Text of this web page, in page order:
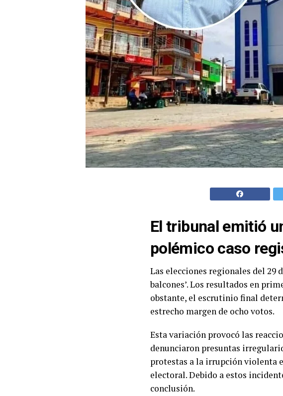
El tribunal emitió
polémico caso
Las elecciones regionales del 29
balcones’. Los resultados en
obstante, el escrutinio final
estrecho margen de ocho votos.
Esta variación provocó las
denunciaron presuntas
protestas a la irrupción violenta
electoral. Debido a estos
conclusión.